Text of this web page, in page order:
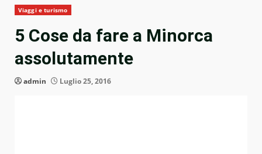
Viaggi e turismo
5 Cose da fare a Minorca
assolutamente
admin Luglio 25, 2016